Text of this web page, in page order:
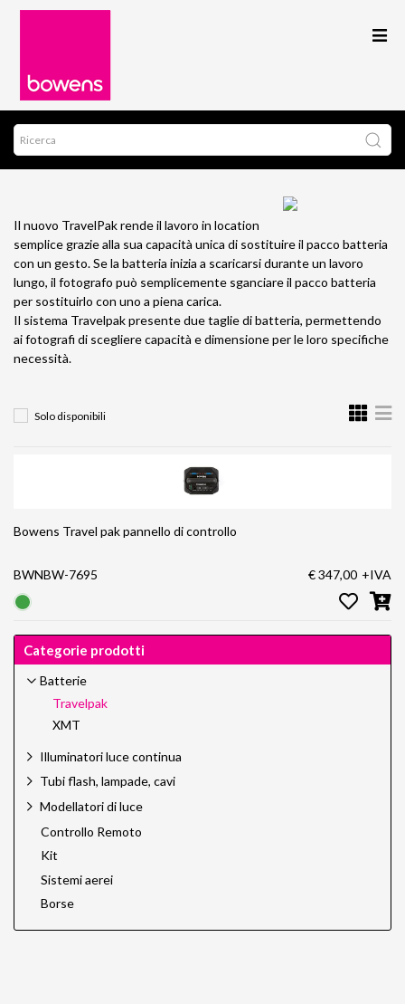
Il nuovo TravelPak rende il lavoro in location
semplice grazie alla sua capacità unica di sostituire il pacco batteria
con un gesto. Se la batteria inizia a scaricarsi durante un lavoro
lungo, il fotografo può semplicemente sganciare il pacco batteria
per sostituirlo con uno a piena carica.
Il sistema Travelpak presente due taglie di batteria, permettendo
ai fotografi di scegliere capacità e dimensione per le loro specifiche
necessità.
Solo disponibili
Bowens Travel pak pannello di controllo
BWNBW-7695 € 347,00 +IVA
Categorie prodotti
Batterie
Travelpak
XMT
Illuminatori luce continua
Tubi flash, lampade, cavi
Modellatori di luce
Controllo Remoto
Kit
Sistemi aerei
Borse